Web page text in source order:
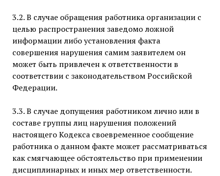
3.2. В случае обращения работника организации с
целью распространения заведомо ложной
информации либо установления факта
совершения нарушения самим заявителем он
может быть привлечен к ответственности в
соответствии с законодательством Российской
Федерации.
3.3. В случае допущения работником лично или в
составе группы лиц нарушения положений
настоящего Кодекса своевременное сообщение
работника о данном факте может рассматриваться
как смягчающее обстоятельство при применении
дисциплинарных и иных мер ответственности.